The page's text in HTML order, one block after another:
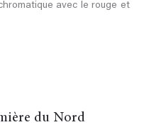
avec le rouge et
du Nord